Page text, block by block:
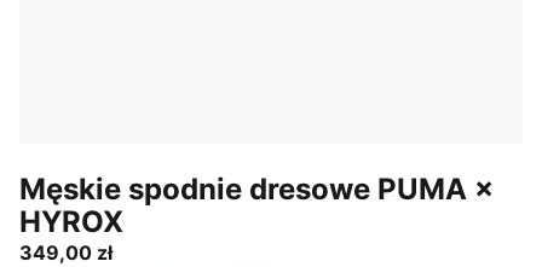
Męskie spodnie dresowe PUMA ×
HYROX
349,00 zł